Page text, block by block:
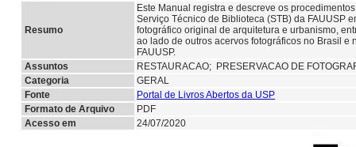
Resumo
Este Manual registra e descreve os
Serviço Técnico de Biblioteca (STB) da FAUUSP
fotográfico original de arquitetura e urbanismo,
ao lado de outros acervos fotográficos no Brasil
FAUUSP.
Assuntos
RESTAURACAO; PRESERVACAO DE
Categoria
GERAL
Fonte
Portal de Livros Abertos da USP
Formato de Arquivo
PDF
Acesso em
24/07/2020